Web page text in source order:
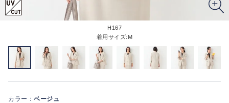
H167
着用サイズ:M
カラー： ベージュ